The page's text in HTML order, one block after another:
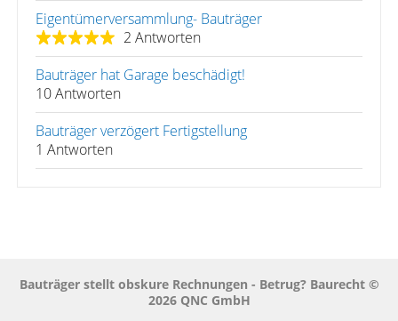
Eigentümerversammlung- Bauträger
2 Antworten
Bauträger hat Garage beschädigt!
10 Antworten
Bauträger verzögert Fertigstellung
1 Antworten
Bauträger stellt obskure Rechnungen - Betrug? Baurecht ©
2026 QNC GmbH